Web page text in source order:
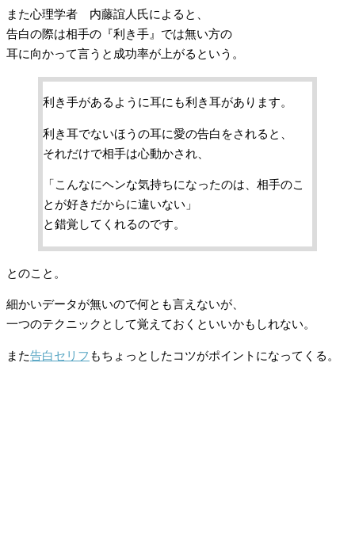
また心理学者 内藤誼人氏によると、
告白の際は相手の『利き手』では無い方の
耳に向かって言うと成功率が上がるという。
利き手があるように耳にも利き耳があります。
利き耳でないほうの耳に愛の告白をされると、
それだけで相手は心動かされ、
「こんなにヘンな気持ちになったのは、相手のこ
とが好きだからに違いない」
と錯覚してくれるのです。
とのこと。
細かいデータが無いので何とも言えないが、
一つのテクニックとして覚えておくといいかもしれない。
また告白セリフ もちょっとしたコツがポイントになってくる。